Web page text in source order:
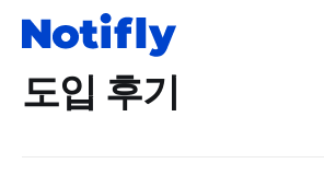
도입 후기